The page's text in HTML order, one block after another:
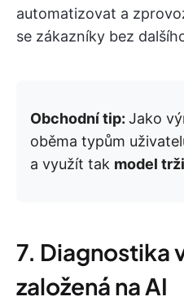
automatizovat a
se zákazníky bez
Obchodní tip: Jako
oběma typům
a využít tak model
7. Diagnostika
založená na AI